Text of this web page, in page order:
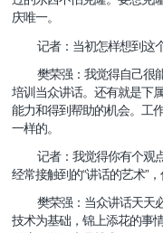
庆唯一。
记者：当初怎样想到这
樊荣强：我觉得自己很
培训当众讲话。还有就是下
能力和得到帮助的机会。工
一样的。
记者：我觉得你有个观
经常接触到的“讲话的艺术”，
樊荣强：当众讲话天天
技术为基础，锦上添花的事